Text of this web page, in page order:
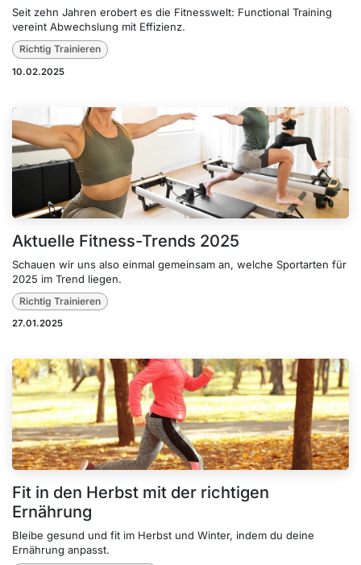
Seit zehn Jahren erobert es die Fitnesswelt: Functional Training
vereint Abwechslung mit Effizienz.
Richtig Trainieren
10.02.2025
Aktuelle Fitness-Trends 2025
Schauen wir uns also einmal gemeinsam an, welche Sportarten für
2025 im Trend liegen.
Richtig Trainieren
27.01.2025
Fit in den Herbst mit der richtigen
Ernährung
Bleibe gesund und fit im Herbst und Winter, indem du deine
Ernährung anpasst.